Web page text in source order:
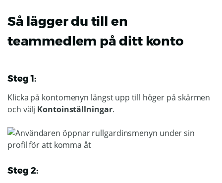
Så lägger du till en
teammedlem på ditt konto
Steg 1:
Klicka på kontomenyn längst upp till höger på skärmen
och välj Kontoinställningar.
Steg 2: